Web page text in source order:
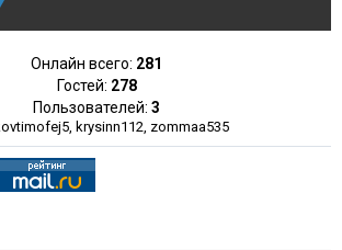
Онлайн всего: 281
Гостей: 278
Пользователей: 3
, krysinn112, zommaa535